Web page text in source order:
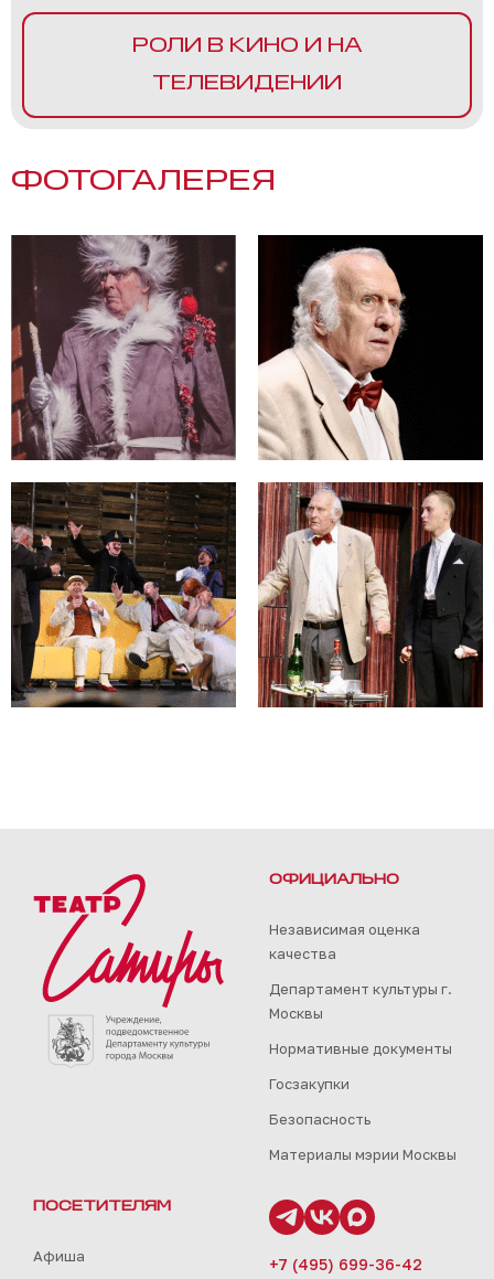
РОЛИ В КИНО И НА
ТЕЛЕВИДЕНИИ
ФОТОГАЛЕРЕЯ
ОФИЦИАЛЬНО
Независимая оценка
качества
Департамент культуры г.
Москвы
Нормативные документы
Госзакупки
Безопасность
Материалы мэрии Москвы
ПОСЕТИТЕЛЯМ
Афиша
+7 (495) 699-36-42